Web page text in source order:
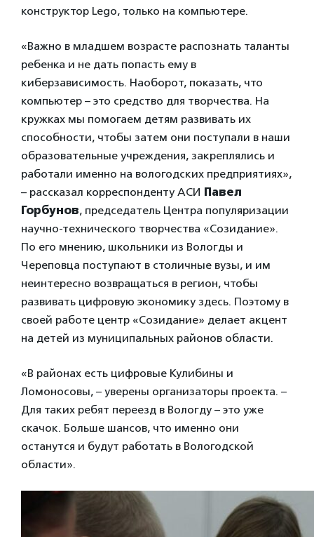
конструктор Lego, только на компьютере.
«Важно в младшем возрасте распознать таланты
ребенка и не дать попасть ему в
киберзависимость. Наоборот, показать, что
компьютер – это средство для творчества. На
кружках мы помогаем детям развивать их
способности, чтобы затем они поступали в наши
образовательные учреждения, закреплялись и
работали именно на вологодских предприятиях»,
– рассказал корреспонденту АСИ Павел
Горбунов, председатель Центра популяризации
научно-технического творчества «Созидание».
По его мнению, школьники из Вологды и
Череповца поступают в столичные вузы, и им
неинтересно возвращаться в регион, чтобы
развивать цифровую экономику здесь. Поэтому в
своей работе центр «Созидание» делает акцент
на детей из муниципальных районов области.
«В районах есть цифровые Кулибины и
Ломоносовы, – уверены организаторы проекта. –
Для таких ребят переезд в Вологду – это уже
скачок. Больше шансов, что именно они
останутся и будут работать в Вологодской
области».